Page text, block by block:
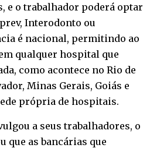
e o trabalhador poderá optar
Interodonto ou
é nacional, permitindo ao
qualquer hospital que
como acontece no Rio de
Minas Gerais, Goiás e
própria de hospitais.
a seus trabalhadores, o
que as bancárias que